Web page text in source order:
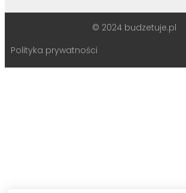
© 2024 budzetuje.pl
Polityka prywatności